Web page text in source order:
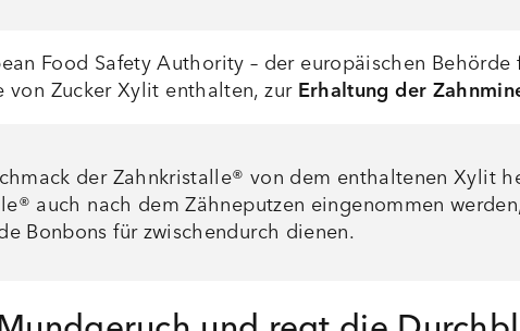
Food Safety Authority – der europäischen
Zucker Xylit enthalten, zurErhaltung der
der Zahnkristalle® von dem enthaltenen Xylit
auch nach dem Zähneputzen eingenommen
Bonbons für zwischendurch dienen.